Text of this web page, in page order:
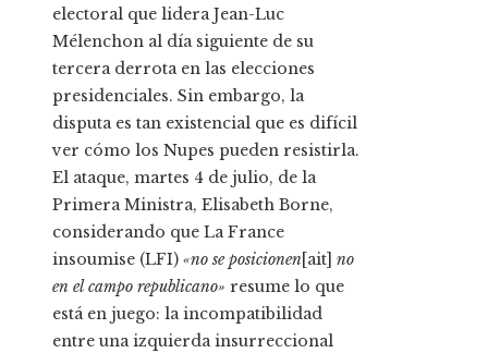
electoral que lidera Jean-Luc
Mélenchon al día siguiente de su
tercera derrota en las elecciones
presidenciales. Sin embargo, la
disputa es tan existencial que es difícil
ver cómo los Nupes pueden resistirla.
El ataque, martes 4 de julio, de la
Primera Ministra, Elisabeth Borne,
considerando que La France
insoumise (LFI) «no se posicionen [ait] no
en el campo republicano» resume lo que
está en juego: la incompatibilidad
entre una izquierda insurreccional